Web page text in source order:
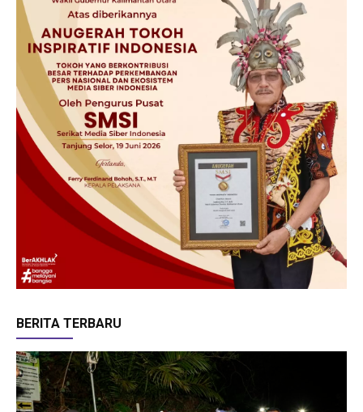
BERITA TERBARU